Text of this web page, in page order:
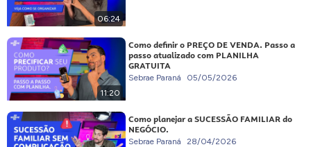
06:24
11:20
Como definir o PREÇO DE VENDA. Passo a
passo atualizado com PLANILHA
GRATUITA
Sebrae Paraná 05/05/2026
Como planejar a SUCESSÃO FAMILIAR do
NEGÓCIO.
Sebrae Paraná 28/04/2026